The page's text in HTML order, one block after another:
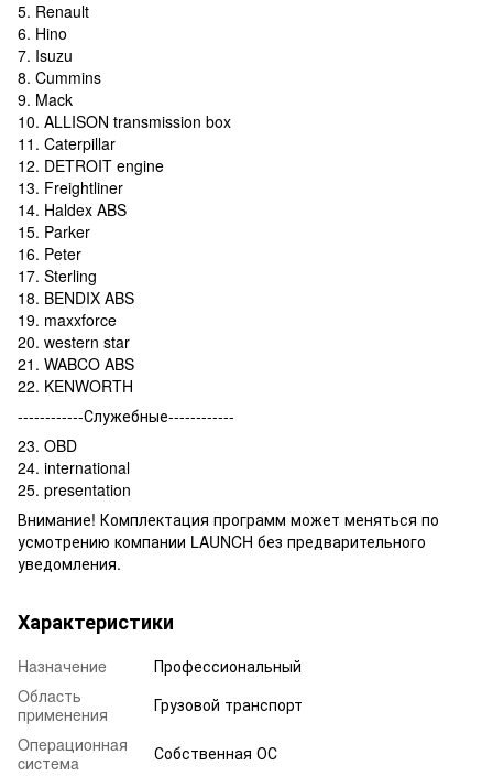
5. Renault
6. Hino
7. Isuzu
8. Cummins
9. Mack
10. ALLISON transmission box
11. Caterpillar
12. DETROIT engine
13. Freightliner
14. Haldex ABS
15. Parker
16. Peter
17. Sterling
18. BENDIX ABS
19. maxxforce
20. western star
21. WABCO ABS
22. KENWORTH
------------Служебные------------
23. OBD
24. international
25. presentation
Внимание! Комплектация программ может меняться по
усмотрению компании LAUNCH без предварительного
уведомления.
Характеристики
Haзнaчeниe
Профессиональный
Oблacть
пpимeнeния
Грузовой транспорт
Oпepaциoннaя
cиcтeмa
Собственная ОС